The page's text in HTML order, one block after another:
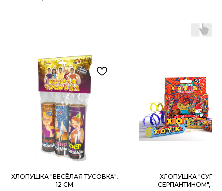
ХЛОПУШКА "ВЕСЁЛАЯ ТУСОВКА",
12 СМ
ХЛОПУШКА "СУПЕР
СЕРПАНТИНОМ", 10